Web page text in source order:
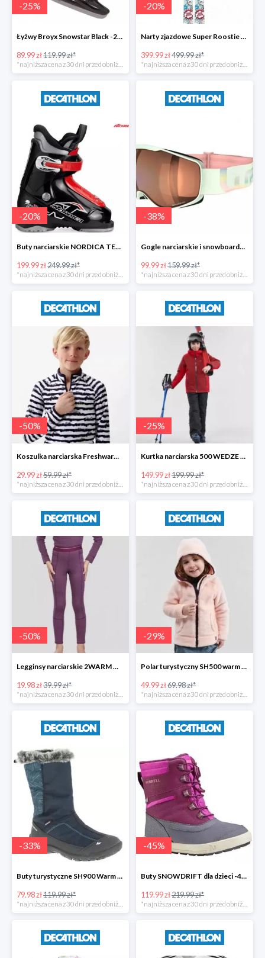
-25%
Łyżwy Broyx Snowstar Black -25%
89.99 zł119.99 zł*
*najniższa cena z 30 dni przed obniżką
-20%
Narty zjazdowe Super Roostie X-KID 4 -20%
399.99 zł499.99 zł*
*najniższa cena z 30 dni przed obniżką
-20%
Buty narciarskie NORDICA TEAM 1 JR -20%
199.99 zł249.99 zł*
-38%
Gogle narciarskie i snowboardowe G 900 dla dorosłych i dzieci -37%
99.99 zł159.99 zł*
-50%
Koszulka narciarska Freshwarm 1/2 zip WEDZE dla dzieci -50%
29.99 zł59.99 zł*
*najniższa cena z 30 dni przed obniżką
-25%
Kurtka narciarska 500 WEDZE dla dzieci -25%
149.99 zł199.99 zł*
*najniższa cena z 30 dni przed obniżką
-50%
Legginsy narciarskie 2WARM WEDZE dla dzieci -50%
19.98 zł39.99 zł*
-29%
Polar turystyczny SH500 warm Quechua dla dzieci -28%
49.99 zł69.98 zł*
-33%
Buty turystyczne SH900 Warm dla dzieci -33%
79.98 zł119.99 zł*
-45%
Buty SNOWDRIFT dla dzieci -45%
119.99 zł219.99 zł*